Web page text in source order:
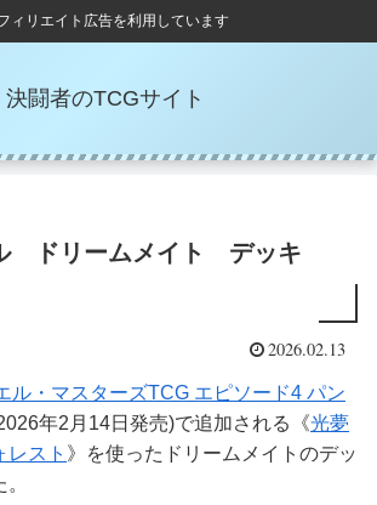
ィリエイト広告を利用しています
決闘者のTCGサイト
ドリームメイト デッキ
2026.02.13
ル・マスターズTCG エピソード4 パン
年2月14日発売)で追加される《光夢
レスト 》を使ったドリームメイトのデッ